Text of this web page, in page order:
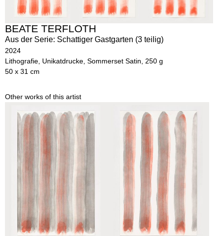
BEATE TERFLOTH
Aus der Serie: Schattiger Gastgarten (3 teilig)
2024
Lithografie, Unikatdrucke, Sommerset Satin, 250 g
50 x 31 cm
Other works of this artist